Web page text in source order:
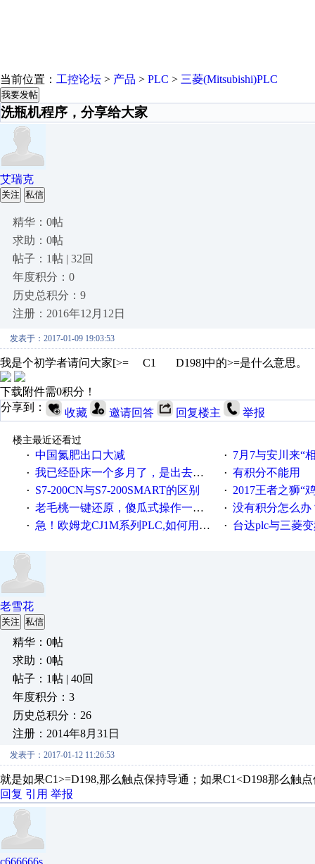
当前位置： 工控论坛 > 产品 > PLC > 三菱(Mitsubishi)PLC
我要发帖
洗瓶机程序，分享给大家
艾瑞克
关注 私信
精华：0帖
求助：0帖
帖子：1帖 | 32回
年度积分：0
历史总积分：9
注册：2016年12月12日
发表于：2017-01-09 19:03:53
我是个初学者请问大家[>= C1 D198]中的>=是什么意思。
下载附件需0积分！
分享到：
收藏 邀请回答 回复楼主 举报
楼主最近还看过
· 中国氮肥出口大减 · 7月7与安川来“
· 我已经卧床一个多月了，是出去安装机械手在高速遭遇车祸所致:大家工作都要特别注意啊 · 有积分不能用
· S7-200CN与S7-200SMART的区别 · 2017王者之狮“鸡”情签到
· 老毛桃一键还原，傻瓜式操作一键轻松备份还原；程序为向导式安装，一键即可实现自动备份或还原系统。 · 没有积分怎么办
· 急！欧姆龙CJ1M系列PLC,如何用时间控制变频器。要求时间在组态王中可以自由输入！拜托各位大神了！ · 台达plc与三菱
老雪花
关注 私信
精华：0帖
求助：0帖
帖子：1帖 | 40回
年度积分：3
历史总积分：26
注册：2014年8月31日
发表于：2017-01-12 11:26:53
就是如果C1>=D198,那么触点保持导通；如果C1<D198那么触
回复 引用 举报
c666666s